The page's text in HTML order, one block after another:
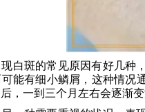
白斑的常见原因有好几种
能有细小鳞屑，这种情况
，一到三个月左右会逐渐变